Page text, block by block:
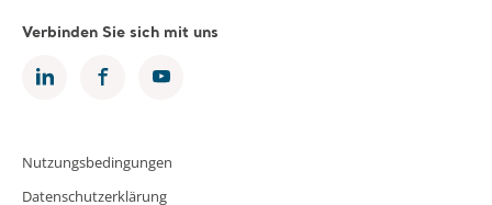
Verbinden Sie sich mit uns
Nutzungsbedingungen
Datenschutzerklärung